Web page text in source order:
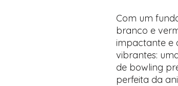
Com um
branco e
impactante e
vibrantes:
de bowling
perfeita da